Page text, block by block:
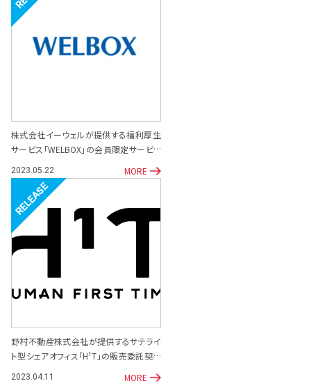
リリース
株式会社イーウェルが提供する福利厚生
サービス「WELBOX」の会員限定サービス
2023.05.22 MORE
リリース
野村不動産株式会社が提供するサテライ
ト型シェアオフィス「H¹T」の販売委託契約
2023.04.11 MORE